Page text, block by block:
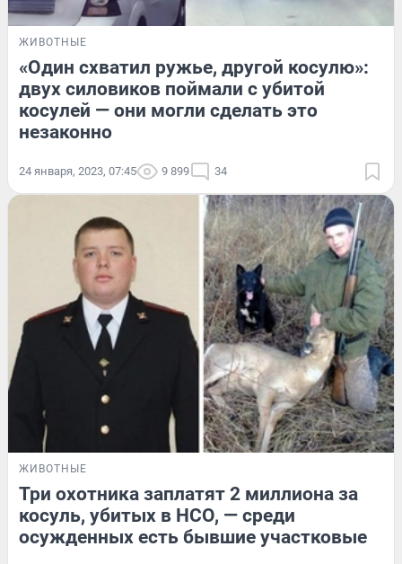
ЖИВОТНЫЕ
«Один схватил ружье, другой косулю»:
двух силовиков поймали с убитой
косулей — они могли сделать это
незаконно
24 января, 2023, 07:45 9 899 34
ЖИВОТНЫЕ
Три охотника заплатят 2 миллиона за
косуль, убитых в НСО, — среди
осужденных есть бывшие участковые